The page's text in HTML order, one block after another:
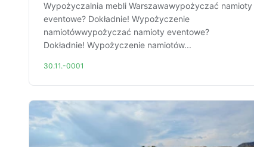
Wypożyczalnia mebli Warszawawypożyczać namioty
eventowe? Dokładnie! Wypożyczenie
namiotówwypożyczać namioty eventowe?
Dokładnie! Wypożyczenie namiotów...
30.11.-0001